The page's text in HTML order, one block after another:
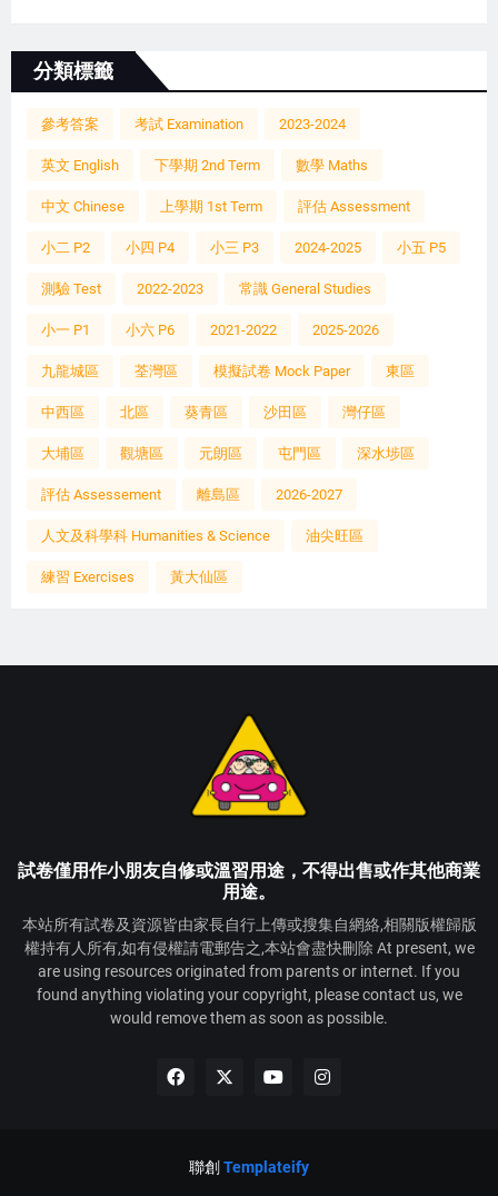
分類標籤
參考答案 考試 Examination 2023-2024
英文 English 下學期 2nd Term 數學 Maths
中文 Chinese 上學期 1st Term 評估 Assessment
小二 P2 小四 P4 小三 P3 2024-2025 小五 P5
測驗 Test 2022-2023 常識 General Studies
小一 P1 小六 P6 2021-2022 2025-2026
九龍城區 荃灣區 模擬試卷 Mock Paper 東區
中西區 北區 葵青區 沙田區 灣仔區
大埔區 觀塘區 元朗區 屯門區 深水埗區
評估 Assessement 離島區 2026-2027
人文及科學科 Humanities & Science 油尖旺區
練習 Exercises 黃大仙區
試卷僅用作小朋友自修或溫習用途，不得出售或作其他商業
用途。
本站所有試卷及資源皆由家長自行上傳或搜集自網絡,相關版權歸版
權持有人所有,如有侵權請電郵告之,本站會盡快刪除 At present, we
are using resources originated from parents or internet. If you
found anything violating your copyright, please contact us, we
would remove them as soon as possible.
聯創 Templateify